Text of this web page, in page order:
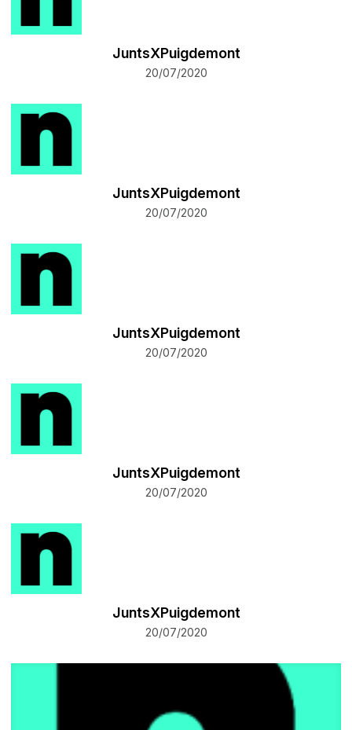
JuntsXPuigdemont
20/07/2020
JuntsXPuigdemont
20/07/2020
JuntsXPuigdemont
20/07/2020
JuntsXPuigdemont
20/07/2020
JuntsXPuigdemont
20/07/2020